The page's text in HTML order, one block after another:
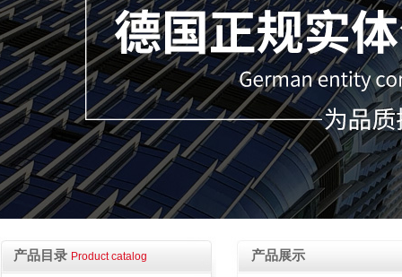
产品目录 Product catalog 产品展示